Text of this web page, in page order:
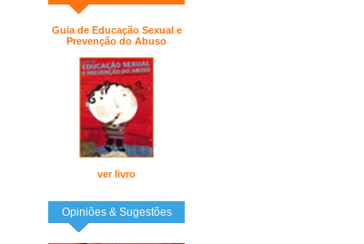
Guia de Educação Sexual e
Prevenção do Abuso
ver livro
Opiniões & Sugestões